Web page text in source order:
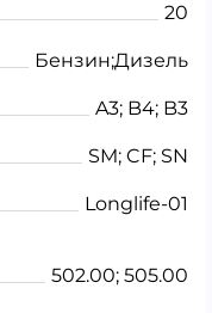
20
Бензин;Дизель
A3; B4; B3
SM; CF; SN
Longlife-01
502.00; 505.00